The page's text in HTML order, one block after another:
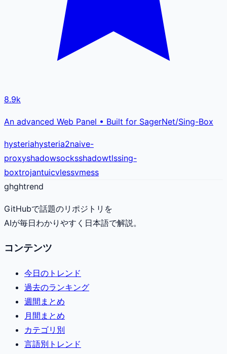
8.9k
An advanced Web Panel • Built for SagerNet/Sing-Box
hysteriahysteria2naive-
proxyshadowsocksshadowtlssing-
boxtrojantuicvlessvmess
ghghtrend
GitHubで話題のリポジトリを
AIが毎日わかりやすく日本語で解説。
コンテンツ
今日のトレンド
過去のランキング
週間まとめ
月間まとめ
カテゴリ別
言語別トレンド